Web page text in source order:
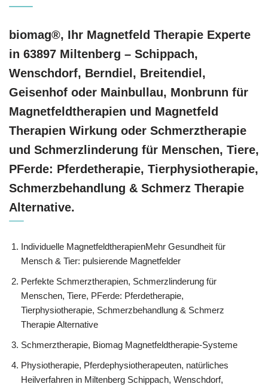
biomag®, Ihr Magnetfeld Therapie Experte
in 63897 Miltenberg – Schippach,
Wenschdorf, Berndiel, Breitendiel,
Geisenhof oder Mainbullau, Monbrunn für
Magnetfeldtherapien und Magnetfeld
Therapien Wirkung oder Schmerztherapie
und Schmerzlinderung für Menschen, Tiere,
PFerde: Pferdetherapie, Tierphysiotherapie,
Schmerzbehandlung & Schmerz Therapie
Alternative.
Individuelle MagnetfeldtherapienMehr Gesundheit für
Mensch & Tier: pulsierende Magnetfelder
Perfekte Schmerztherapien, Schmerzlinderung für
Menschen, Tiere, PFerde: Pferdetherapie,
Tierphysiotherapie, Schmerzbehandlung & Schmerz
Therapie Alternative
Schmerztherapie, Biomag Magnetfeldtherapie-Systeme
Physiotherapie, Pferdephysiotherapeuten, natürliches
Heilverfahren in Miltenberg Schippach, Wenschdorf,